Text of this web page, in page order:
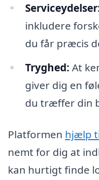
inkludere
du får præcis
Tryghed: At
giver dig en
du træffer din
Platformen hjælp
nemt for dig at
kan hurtigt finde